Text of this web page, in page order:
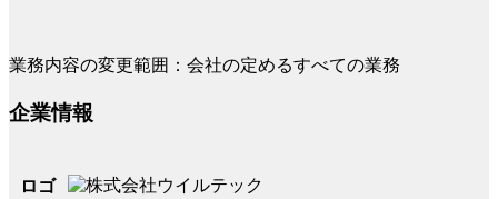
業務内容の変更範囲：会社の定めるすべての業務
企業情報
ロゴ